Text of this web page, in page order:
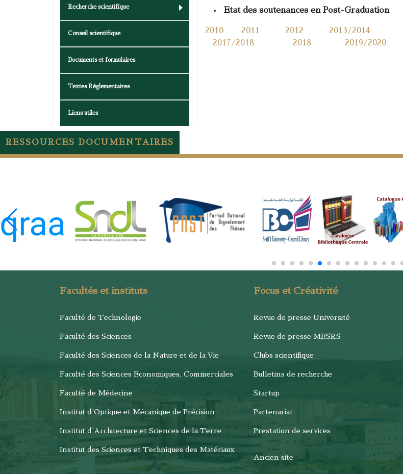
Recherche scientifique
Conseil scientifique
Documents et formulaires
Textes Réglementaires
Liens utiles
Etat des soutenances en Post-Graduation
2010 2011 2012 2013/2014
2017/2018
2018 2019/2020
RESSOURCES DOCUMENTAIRES
Facultés et instituts
Faculté de Technologie
Faculté des Sciences
Faculté des Sciences de la Nature et de la Vie
Faculté des Sciences Economiques, Commerciales
Faculté de Médecine
Institut d'Optique et Mécanique de Précision
Institut d'Architecture et Sciences de la Terre
Institut des Sciences et Techniques des Matériaux
Focus et Créativité
Revue de presse Université
Revue de presse MESRS
Clubs scientifique
Bulletins de recherche
Startup
Partenariat
Prestation de services
Ancien site